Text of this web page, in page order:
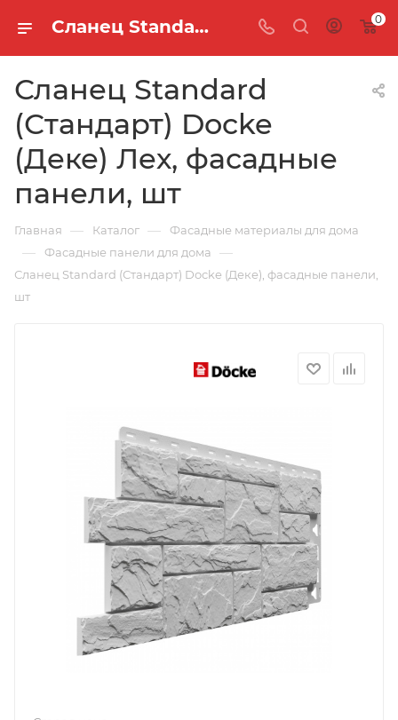
Сланец Standard (Стандарт) Docke (Деке) Лех, фасадные панели, шт 0
Сланец Standard
(Стандарт) Docke
(Деке) Лех, фасадные
панели, шт
Главная — Каталог — Фасадные материалы для дома
— Фасадные панели для дома —
Сланец Standard (Стандарт) Docke (Деке), фасадные панели,
шт